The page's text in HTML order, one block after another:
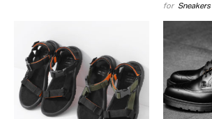
for Sneakers